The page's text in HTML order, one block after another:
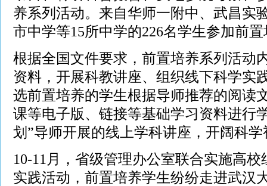
养系列活动。来自华师一附中、武昌实
市中学等15所中学的226名学生参加前
根据全国文件要求，前置培养系列活动
资料，开展科教讲座、组织线下科学实
选前置培养的学生根据导师推荐的阅读
课等电子版、链接等基础学习资料进行
划”导师开展的线上学科讲座，开阔科
10-11月，省级管理办公室联合实施高
实践活动，前置培养学生纷纷走进武汉